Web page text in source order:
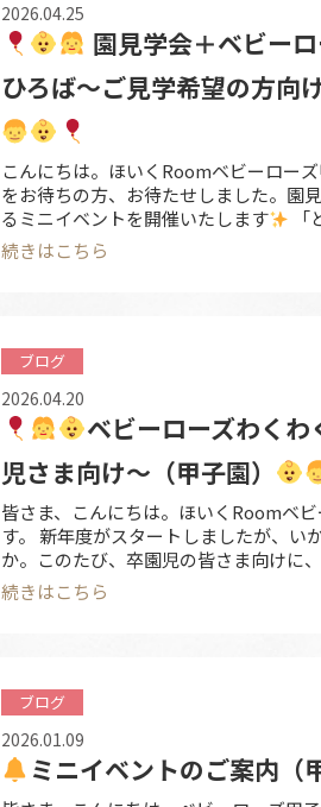
2026.04.25
園見学会＋ベビー
ひろば～ご見学希望の方向
こんにちは。ほいくRoomベビーロー
をお待ちの方、お待たせしました。園
るミニイベントを開催いたします
育士の雰囲気を知りたい」「入園を考
まに、ぜひお気軽にお越しいただければ
続きはこちら
ブログ
2026.04.20
ベビーローズわくわ
児さま向け～（甲子園）
皆さま、こんにちは。ほいくRoomベ
す。 新年度がスタートしましたが、い
か。このたび、卒園児の皆さま向けに
ベントを開催いたします♪その後のご様
姿、ご家族様のお話をお聴かせいただ
続きはこちら
ブログ
2026.01.09
ミニイベントのご案内（